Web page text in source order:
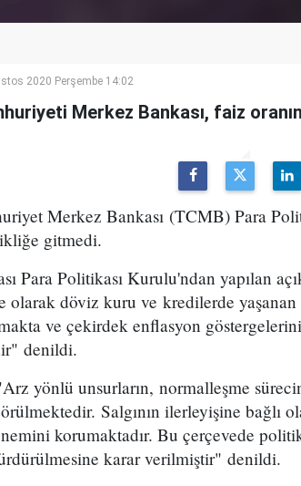
2020 Perşembe 14:02
Merkez Bankası, faiz
Merkez Bankası (TCMB) Para
gitmedi.
Para Politikası Kurulu'ndan yapılan
olarak döviz kuru ve kredilerde
ve çekirdek enflasyon
denildi.
yönlü unsurların, normalleşme
Salgının ilerleyişine bağlı
korumaktadır. Bu çerçevede
karar verilmiştir" denildi.